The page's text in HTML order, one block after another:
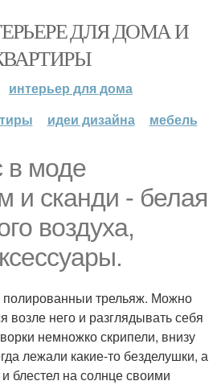
ДЛЯ ДОМА И
интерьер для дома
идеи дизайна мебель
в моде
и сканди - белая
воздуха,
трельяж. Можно
возле него и разглядывать себя
немножко скрипели, внизу
лежали какие-то безделушки, а
блестел на солнце своими